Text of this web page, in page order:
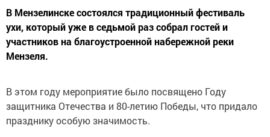
В Мензелинске состоялся традиционный фестиваль
ухи, который уже в седьмой раз собрал гостей и
участников на благоустроенной набережной реки
Мензеля.
В этом году мероприятие было посвящено Году
защитника Отечества и 80-летию Победы, что придало
празднику особую значимость.